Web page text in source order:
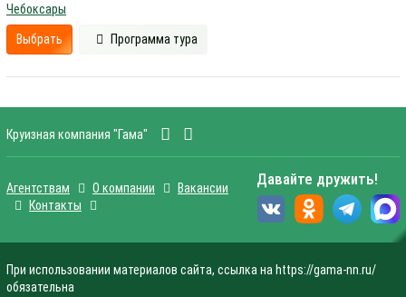
Чебоксары
Выбрать Программа тура
Круизная компания "Гама"
Агентствам О компании
Вакансии
Контакты
Давайте дружить!
При использовании материалов сайта, ссылка на https://gama-nn.ru/
обязательна